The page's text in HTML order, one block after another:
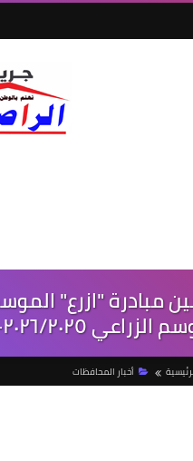
"ازرع"
جريدة الراصد٢٤
أخبار المحافظات